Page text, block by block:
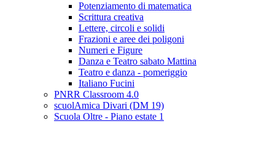
Potenziamento di matematica
Scrittura creativa
Lettere, circoli e solidi
Frazioni e aree dei poligoni
Numeri e Figure
Danza e Teatro sabato Mattina
Teatro e danza - pomeriggio
Italiano Fucini
PNRR Classroom 4.0
scuolAmica Divari (DM 19)
Scuola Oltre - Piano estate 1